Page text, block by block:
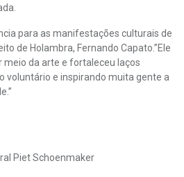
para as manifestações culturais de
de Holambra, Fernando Capato.”Ele
meio da arte e fortaleceu laços
voluntário e inspirando muita gente a
Piet Schoenmaker